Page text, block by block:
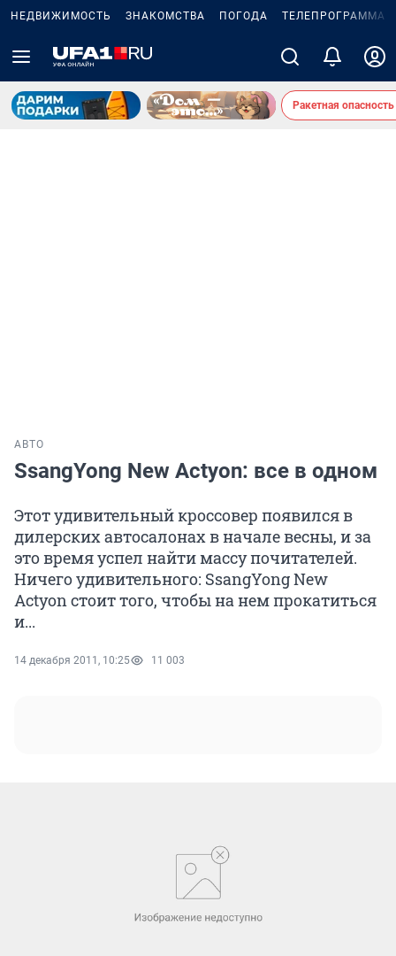
НЕДВИЖИМОСТЬ ЗНАКОМСТВА ПОГОДА ТЕЛЕПРОГРАММА
Ракетная
АВТО
SsangYong New Actyon: все в одном
Этот удивительный кроссовер появился в
дилерских автосалонах в начале весны, и за
это время успел найти массу почитателей.
Ничего удивительного: SsangYong New
Actyon стоит того, чтобы на нем прокатиться
и...
14 декабря 2011, 10:25 11 003